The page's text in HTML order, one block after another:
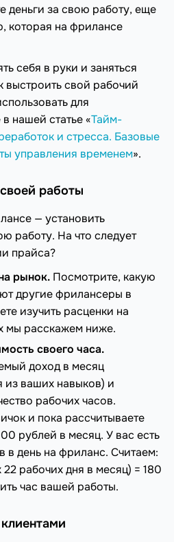
деньги за свою работу, еще
которая на фрилансе
себя в руки и заняться
выстроить свой рабочий
для
нашей статье «Тайм-
и стресса. Базовые
управления временем».
работы
— установить
работу. На что следует
прайса?
рынок. Посмотрите, какую
другие фрилансеры в
изучить расценки на
мы расскажем ниже.
своего часа.
доход в месяц
из ваших навыков) и
рабочих часов.
и пока рассчитываете
рублей в месяц. У вас есть
в день на фриланс. Считаем:
рабочих дня в месяц) = 180
час вашей работы.